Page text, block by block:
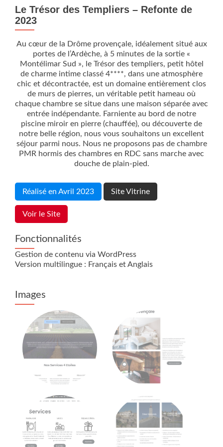
Le Trésor des Templiers – Refonte de
2023
Au cœur de la Drôme provençale, idéalement situé aux
portes de l’Ardèche, à 5 minutes de la sortie «
Montélimar Sud », le Trésor des templiers, petit hôtel
de charme intime classé 4****, dans une atmosphère
chic et décontractée, est un domaine entièrement clos
de murs de pierres, un véritable petit hameau où
chaque chambre se situe dans une maison séparée avec
entrée indépendante. Farniente au bord de notre
piscine miroir en pierre (chauffée), ou découverte de
notre belle région, nous vous souhaitons un excellent
séjour parmi nous. Nous ne proposons pas de chambre
PMR hormis des chambres en RDC sans marche avec
douche de plain-pied.
Réalisé en Avril 2023 Site Vitrine
Voir le Site
Fonctionnalités
Gestion de contenu via WordPress
Version multilingue : Français et Anglais
Images